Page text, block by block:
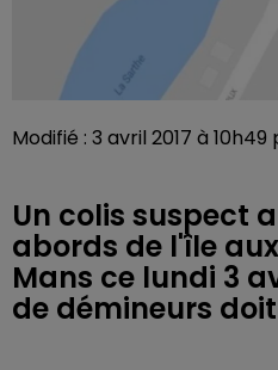
Modifié : 3 avril 2017 à
Un colis suspect
abords de l'île
Mans ce lundi 3
de démineurs